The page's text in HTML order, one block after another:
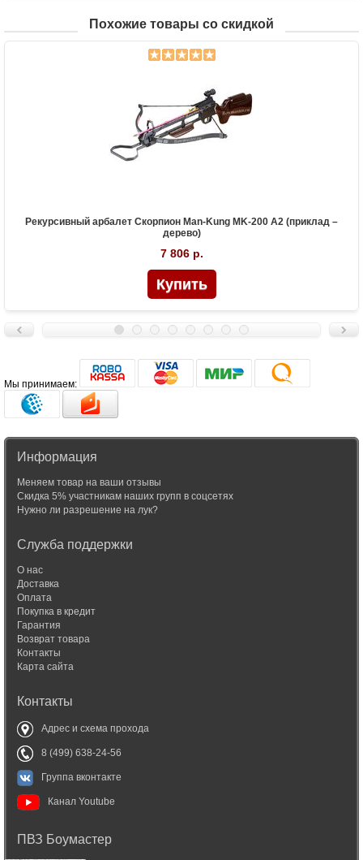
Похожие товары со скидкой
Рекурсивный арбалет Скорпион Man-Kung MK-200 A2 (приклад –
дерево)
7 806 р.
Мы принимаем:
Информация
Меняем товар на ваши отзывы
Скидка 5% участникам наших групп в соцсетях
Нужно ли разрешение на лук?
Служба поддержки
О нас
Доставка
Оплата
Покупка в кредит
Гарантия
Возврат товара
Контакты
Карта сайта
Контакты
Адрес и схема прохода
8 (499) 638-24-56
Группа вконтакте
Канал Youtube
ПВЗ Боумастер